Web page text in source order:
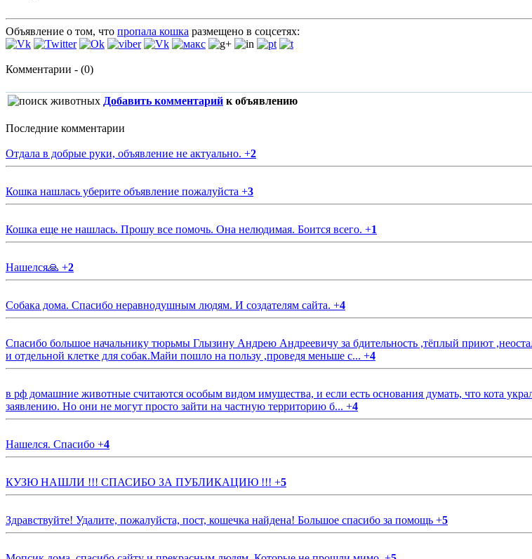
Объявление о том, что пропала кошка размещено в соцсетях:
Комментарии - (0)
Добавить комментарий к объявлению
Последние комментарии
Отдала в добрые руки, объявление не актуально. +2
Кошка нашлась уберите объявление пожалуйста +3
Кошка еще не нашлась. Прошу все помочь. Она нелюдимая. Боится всего. +1
Нашелся🙏 +2
Собака дома. Спасибо неравнодушным людям. И создателям сайта. +4
Спасибо большое начальнику тюрьмы Глызину Андрею Андреевичу за бдительность ,тёплый приют
и отдельной клетке для собак.Майи пошло на пользу ,проведя меньше с... +4
в рф домашние животные считаются особым видом имущества, и если есть основания думать, что кота
заявлению. Но они не могут просто зайти на частную территорию б... +4
Нашелся. Спасибо +4
КУЗЮ НАШЛИ !!! СПАСИБО ЗА ПУБЛИКАЦИЮ !!! +5
Здравствуйте! Удалите, пожалуйста, пост, кошечка найдена! Большое спасибо за помощь +5